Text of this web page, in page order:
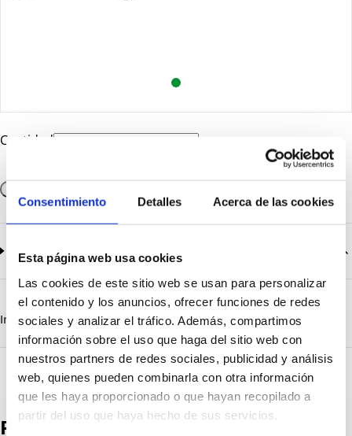
Consentimiento Detalles Acerca de las cookies
Esta página web usa cookies
Las cookies de este sitio web se usan para personalizar
el contenido y los anuncios, ofrecer funciones de redes
sociales y analizar el tráfico. Además, compartimos
información sobre el uso que haga del sitio web con
nuestros partners de redes sociales, publicidad y análisis
web, quienes pueden combinarla con otra información
que les haya proporcionado o que hayan recopilado a
partir del uso que haya hecho de sus servicios.
Cantidad
Documentación
CatalogoGeneral-EN.pdf
Descargar
Serie_Ecolight_1390-1391-1392.pdf
Descargar
Información destacada Detalles técnicosVista 3D
Productos destacados